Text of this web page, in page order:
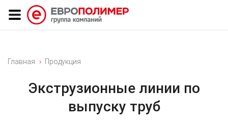
Главная Продукция
Экструзионные линии по
выпуску труб